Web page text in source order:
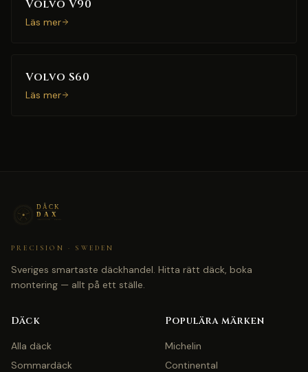
Volvo V90
Läs mer
Volvo S60
Läs mer
PRECISION · SWEDEN
Sveriges smartaste däckhandel. Hitta rätt däck, boka
montering — allt på ett ställe.
Däck
Alla däck
Sommardäck
Populära märken
Michelin
Continental